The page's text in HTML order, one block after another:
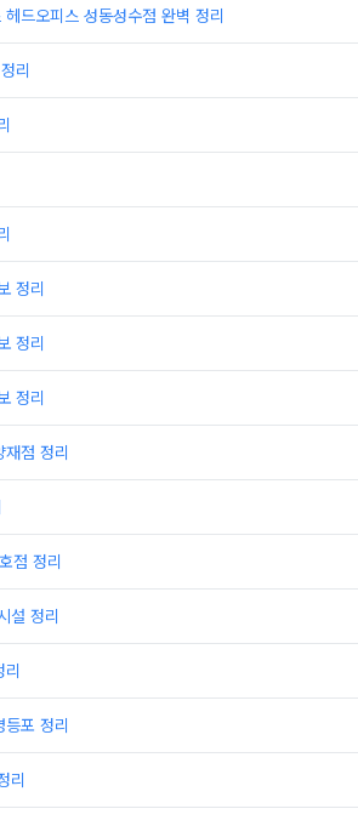
드오피스 성동성수점 완벽 정리
리
정리
정리
정리
점 정리
점 정리
설 정리
포 정리
리